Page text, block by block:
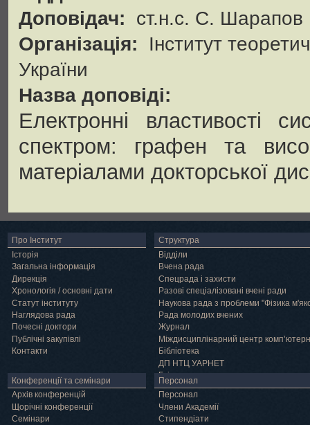
Доповідач: ст.н.с. С. Шарапов
Організація:
Інститут
України
Назва доповіді:
Електронні властивості
спектром: графен та
матеріалами докторської
Про Інститут
Історія
Загальна інформація
Дирекція
Хронологія / основні дати
Статут інституту
Наглядова рада
Почесні доктори
Публічні закупівлі
Контакти
Структура
Відділи
Вчена рада
Спецрада і захисти
Разові спеціалізовані вчені ради
Наукова рада з проблеми "Фізика
Рада молодих вчених
Журнал
Міждисциплінарний центр
Бібліотека
ДП НТЦ УАРНЕТ
Грід
Конференції та семінари
Архів конференцій
Щорічні конференції
Семінари
Персонал
Персонал
Члени Академії
Cтипендіати